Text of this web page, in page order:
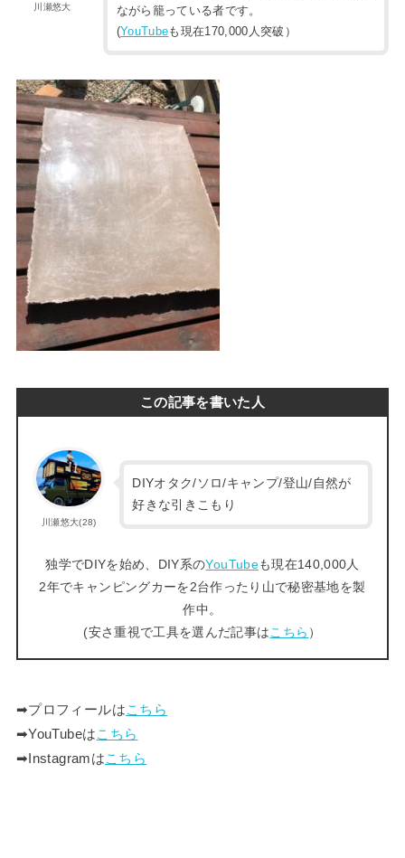
川瀬悠大
ながら籠っている者です。
(YouTubeも現在170,000人突破）
この記事を書いた人
川瀬悠大(28)
DIYオタク/ソロ/キャンプ/登山/自然が
好きな引きこもり
独学でDIYを始め、DIY系のYouTubeも現在140,000人
2年でキャンピングカーを2台作ったり山で秘密基地を製
作中。
(安さ重視で工具を選んだ記事はこちら ）
➡︎プロフィールはこちら
➡︎YouTubeはこちら
➡︎Instagramはこちら